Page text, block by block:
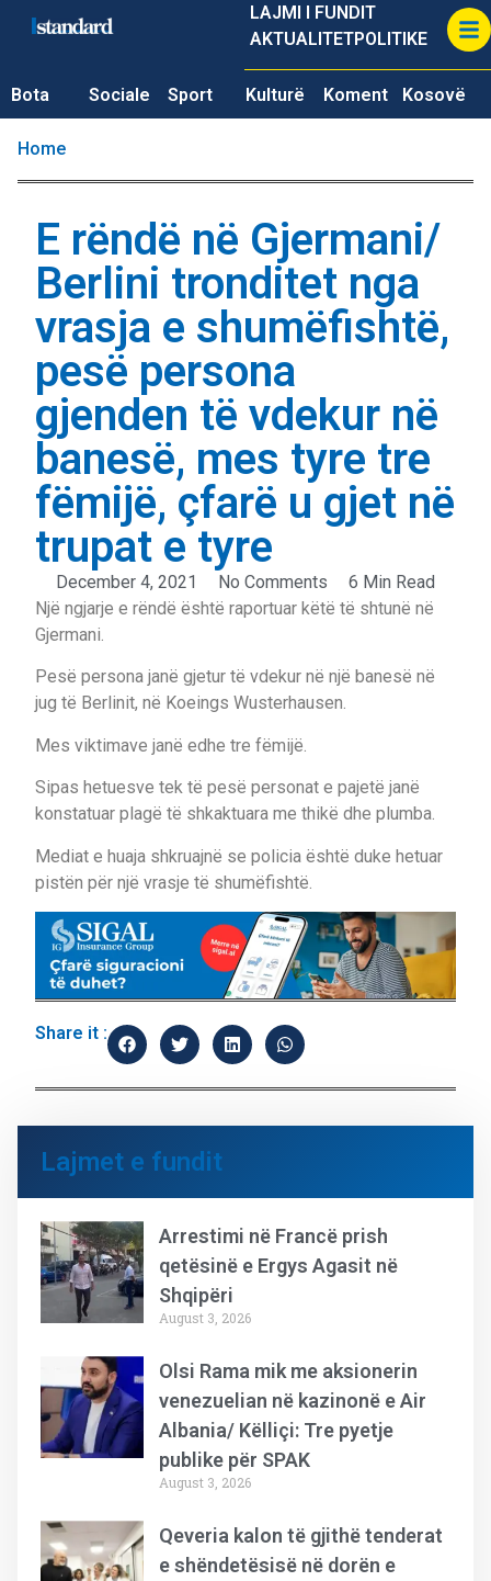
LAJMI I FUNDIT
AKTUALITETPOLITIKE
Bota Sociale Sport Kulturë Koment Kosovë
Home
E rëndë në Gjermani/
Berlini tronditet nga
vrasja e shumëfishtë,
pesë persona
gjenden të vdekur në
banesë, mes tyre tre
fëmijë, çfarë u gjet në
trupat e tyre
December 4, 2021 No Comments
6 Min Read
Një ngjarje e rëndë është raportuar këtë të shtunë në
Gjermani.
Pesë persona janë gjetur të vdekur në një banesë në
jug të Berlinit, në Koeings Wusterhausen.
Mes viktimave janë edhe tre fëmijë.
Sipas hetuesve tek të pesë personat e pajetë janë
konstatuar plagë të shkaktuara me thikë dhe plumba.
Mediat e huaja shkruajnë se policia është duke hetuar
pistën për një vrasje të shumëfishtë.
Share it :
Lajmet e fundit
Arrestimi në Francë prish
qetësinë e Ergys Agasit në
Shqipëri
August 3, 2026
Olsi Rama mik me aksionerin
venezuelian në kazinonë e Air
Albania/ Këlliçi: Tre pyetje
publike për SPAK
August 3, 2026
Qeveria kalon të gjithë tenderat
e shëndetësisë në dorën e